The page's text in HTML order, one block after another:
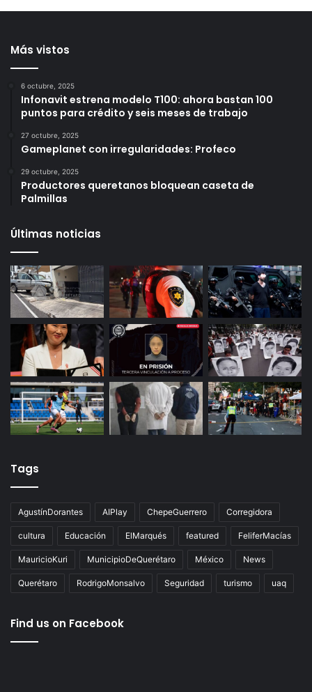
Más vistos
6 octubre, 2025
Infonavit estrena modelo T100: ahora bastan 100
puntos para crédito y seis meses de trabajo
27 octubre, 2025
Gameplanet con irregularidades: Profeco
29 octubre, 2025
Productores queretanos bloquean caseta de
Palmillas
Últimas noticias
Tags
AgustínDorantes AIPlay ChepeGuerrero Corregidora
cultura Educación ElMarqués featured FeliferMacías
MauricioKuri MunicipioDeQuerétaro México News
Querétaro RodrigoMonsalvo Seguridad turismo uaq
Find us on Facebook